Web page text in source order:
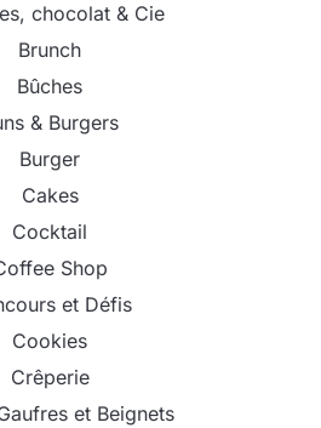
chocolat & Cie
Brunch
Bûches
& Burgers
Burger
Cakes
Cocktail
Shop
et Défis
Cookies
Crêperie
et Beignets